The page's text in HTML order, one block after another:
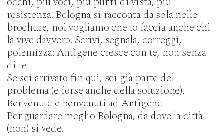
resistenza. Bologna si racconta da sola nelle
brochure, noi vogliamo che lo faccia anche chi
la vive davvero. Scrivi, segnala, correggi,
polemizza: Antìgene cresce con te, non senza
di te.
Se sei arrivato fin qui, sei già parte del
problema (e forse anche della soluzione).
Benvenute e benvenuti ad Antìgene
Per guardare meglio Bologna, da dove la città
(non) si vede.